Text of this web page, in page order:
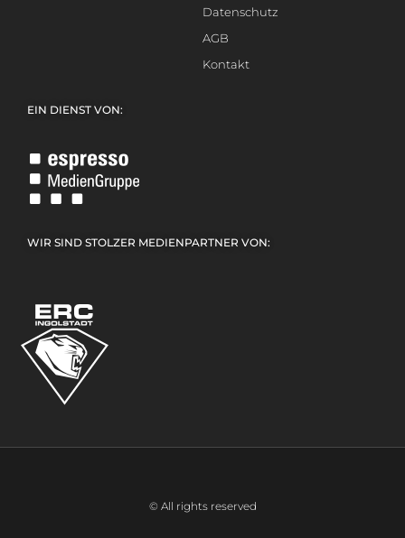
Datenschutz
AGB
Kontakt
EIN DIENST VON:
WIR SIND STOLZER MEDIENPARTNER VON:
© All rights reserved